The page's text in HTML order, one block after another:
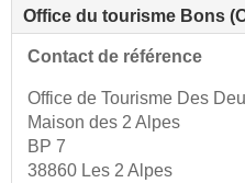
Office du tourisme Bons
Contact de référence
Office de Tourisme Des
Maison des 2 Alpes
BP 7
38860 Les 2 Alpes